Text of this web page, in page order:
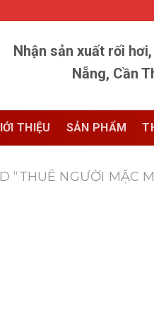
Nhận sản xuất rối
Nẵng, Cần
THIỆU SẢN PHẨM
“THUÊ NGƯỜI MẶC